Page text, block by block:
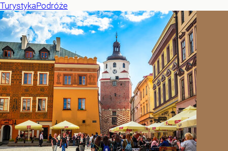
TurystykaPodróże